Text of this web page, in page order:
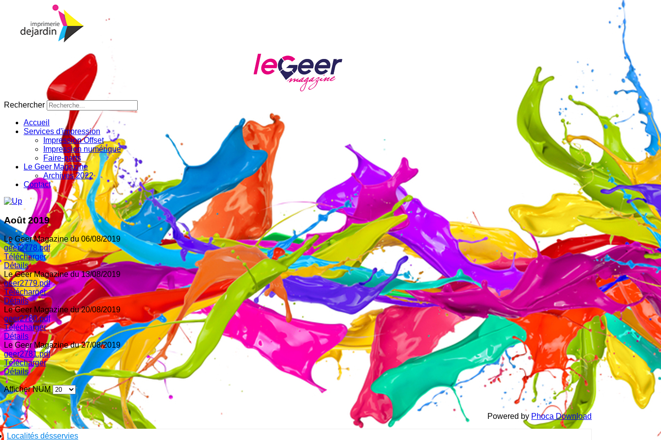
Rechercher
Accueil
Services d'impression
Impression Offset
Impression numérique
Faire-parts
Le Geer Magazine
Archives 2022
Contact
Août 2019
Le Geer Magazine du 06/08/2019
geer2778.pdf
Télécharger
Détails
Le Geer Magazine du 13/08/2019
geer2779.pdf
Télécharger
Détails
Le Geer Magazine du 20/08/2019
geer2780.pdf
Télécharger
Détails
Le Geer Magazine du 27/08/2019
geer2781.pdf
Télécharger
Détails
Afficher NUM
Powered by Phoca Download
Localités désservies